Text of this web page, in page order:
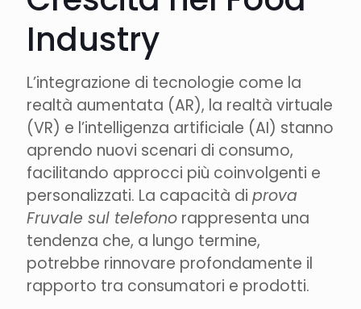
Industry
L’integrazione di tecnologie come la
realtà aumentata (AR), la realtà virtuale
(VR) e l’intelligenza artificiale (AI) stanno
aprendo nuovi scenari di consumo,
facilitando approcci più coinvolgenti e
personalizzati. La capacità di prova
Fruvale sul telefono rappresenta una
tendenza che, a lungo termine,
potrebbe rinnovare profondamente il
rapporto tra consumatori e prodotti.